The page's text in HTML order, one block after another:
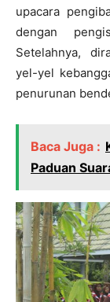
upacara
dengan
Setelahnya,
yel-yel
penurunan
Baca Juga :
Paduan